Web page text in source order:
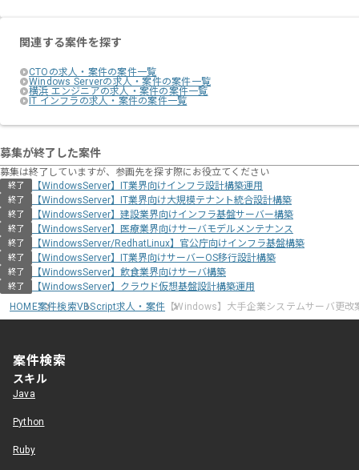
関連する案件を探す
CTOの求人・案件の案件一覧
Windows Serverの求人・案件の案件一覧
横浜 エンジニアの求人・案件の案件一覧
IT インフラの求人・案件の案件一覧
募集が終了した案件
募集は終了していますが、参画先を探す際にお役立てください
終了 【WindowsServer】IT業界向けインフラ設計構築運用
終了 【WindowsServer】IT業界向け大規模テナント統合設計構築
終了 【WindowsServer】建設業界向けインフラ基盤サーバー構築
終了 【WindowsServer】医療業界向けサーバモデルメンテナンス
終了 【WindowsServer/RedhatLinux】官公庁向けインフラ基盤構築
終了 【WindowsServer】IT業界向けサーバーOS移行設計構築
終了 【WindowsServer】飲食業界向けサーバ構築
終了
【WindowsServer】クラウド仮想基盤設計構築運用
HOME案件検索VBScript求人・案件 【Windows】大手企業システムサーバ更改
案件検索
スキル
Java
Python
Ruby